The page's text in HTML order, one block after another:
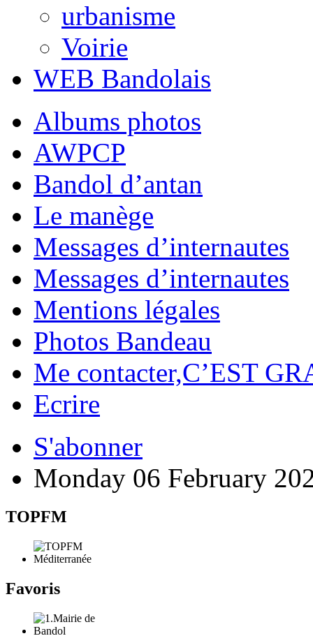
urbanisme
Voirie
WEB Bandolais
Albums photos
AWPCP
Bandol d’antan
Le manège
Messages d’internautes
Messages d’internautes
Mentions légales
Photos Bandeau
Me contacter,C’EST
Ecrire
S'abonner
Monday 06 February
TOPFM
Favoris